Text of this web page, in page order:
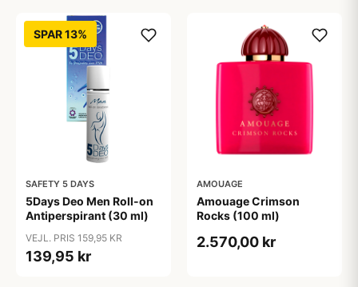
SPAR 13%
SAFETY 5 DAYS
5Days Deo Men Roll-on
Antiperspirant (30 ml)
VEJL. PRIS 159,95 KR
139,95 kr
AMOUAGE
Amouage Crimson
Rocks (100 ml)
2.570,00 kr